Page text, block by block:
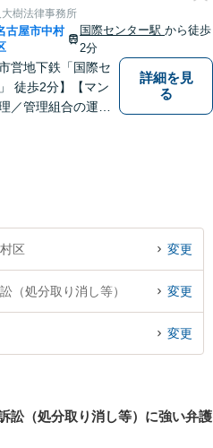
樹法律事務所
古屋市中村
国際センター駅から徒歩
2分
営地下鉄「国際セ
徒歩2分】【マン
／管理組合の運営
詳細を見
る
区 変更
（処分取り消し等） 変更
変更
訟（処分取り消し等）に強い弁護